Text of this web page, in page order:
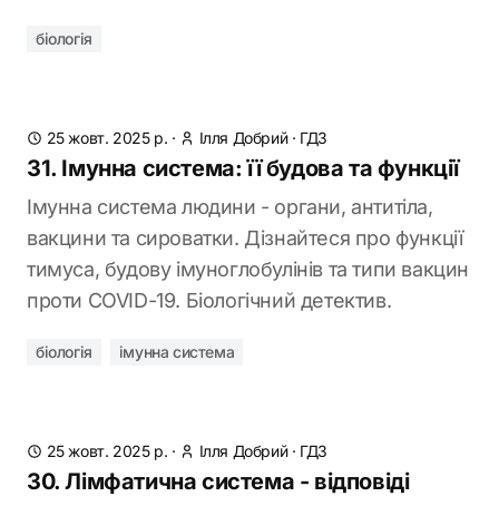
біологія
25 жовт. 2025 р. · Ілля Добрий· ГДЗ
31. Імунна система: її будова та функції
Імунна система людини - органи, антитіла,
вакцини та сироватки. Дізнайтеся про функції
тимуса, будову імуноглобулінів та типи вакцин
проти COVID-19. Біологічний детектив.
біологія імунна система
25 жовт. 2025 р. · Ілля Добрий· ГДЗ
30. Лімфатична система - відповіді